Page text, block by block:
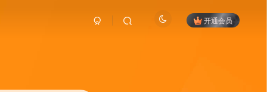
开通会员